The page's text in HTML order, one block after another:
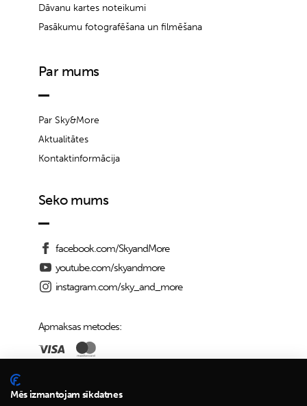
Dāvanu kartes noteikumi
Pasākumu fotografēšana un filmēšana
Par mums
Par Sky&More
Aktualitātes
Kontaktinformācija
Seko mums
facebook.com/SkyandMore
youtube.com/skyandmore
instagram.com/sky_and_more
Apmaksas metodes:
Piegādes iespējas:
Mēs izmantojam sīkdatnes